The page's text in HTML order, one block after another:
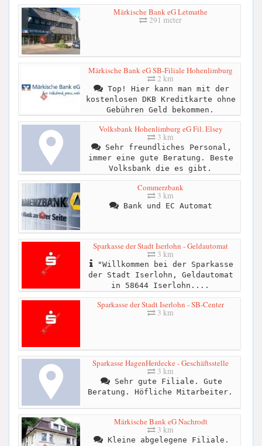
Märkische Bank eG Letmathe
291 meter
Märkische Bank eG SB-Filiale Hohenlimburg
2 km
Top! Hier kann man mit der
kostenlosen DKB Kreditkarte ohne
Gebühren Geld bekommen.
Volksbank Hohenlimburg eG Fil. Elsey
3 km
Sehr freundliches Personal,
immer eine gute Beratung. Beste
Volksbank die es gibt.
Commerzbank
3 km
Bank und EC Automat
Sparkasse der Stadt Iserlohn - Geldautomat
3 km
"Willkommen bei der Sparkasse
der Stadt Iserlohn, Geldautomat
in 58644 Iserlohn....
Sparkasse der Stadt Iserlohn - SB-Center
3 km
Sparkasse HagenHerdecke - Geschäftsstelle
3 km
Sehr gute Filiale. Gute
Beratung. Höfliche Mitarbeiter.
Märkische Bank eG Nachrodt
3 km
Kleine abgelegene Filiale.